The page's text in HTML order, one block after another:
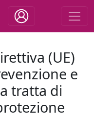
(UE)
e
tratta di